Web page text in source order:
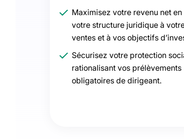
Maximisez votre revenu net
votre structure juridique à
ventes et à vos objectifs
Sécurisez votre protection
rationalisant vos prélèvements
obligatoires de dirigeant.